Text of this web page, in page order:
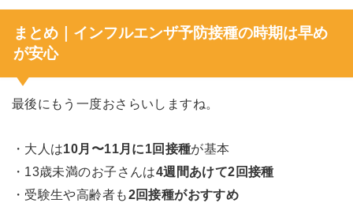
まとめ｜インフルエンザ予防接種の時期は早め
が安心
最後にもう一度おさらいしますね。
・大人は10月〜11月に1回接種が基本
・13歳未満のお子さんは4週間あけて2回接種
・受験生や高齢者も2回接種がおすすめ